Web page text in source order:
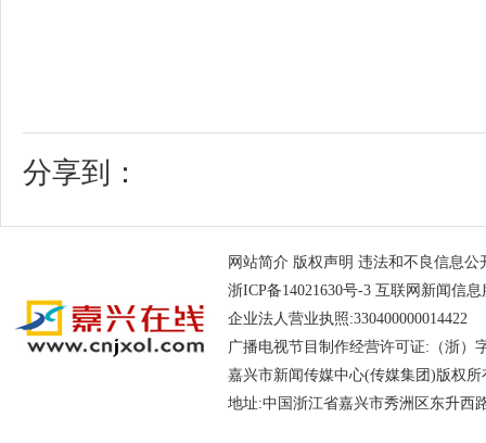
分享到：
网站简介 版权声明 违法和不良信息公
浙ICP备14021630号-3 互联网新闻信息
企业法人营业执照
广播电视节目制作经营许可证:（浙
嘉兴市新闻传媒中心(传媒集团)版权
地址:中国浙江省嘉兴市秀洲区东升西